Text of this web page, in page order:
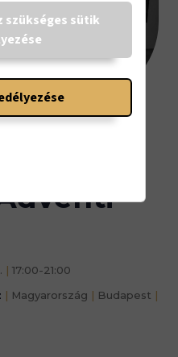
| 17:00-21:00
| Magyarország | Budapest |
szükséges sütik